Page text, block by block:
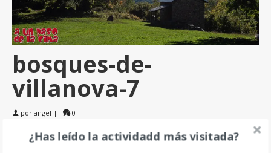
bosques-de-
villanova-7
por angel | 0
¿Has leído la actividadd más visitada?